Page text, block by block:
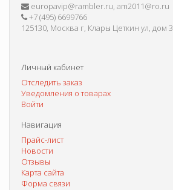
europavip@rambler.ru, am2011@ro.ru
+7 (495) 6699766
125130, Москва г, Клары Цеткин ул, дом
Личный кабинет
Отследить заказ
Уведомления о товарах
Войти
Навигация
Прайс-лист
Новости
Отзывы
Карта сайта
Форма связи